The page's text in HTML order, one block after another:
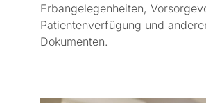
Erbangelegenheiten,
Patientenverfügung und
Dokumenten.